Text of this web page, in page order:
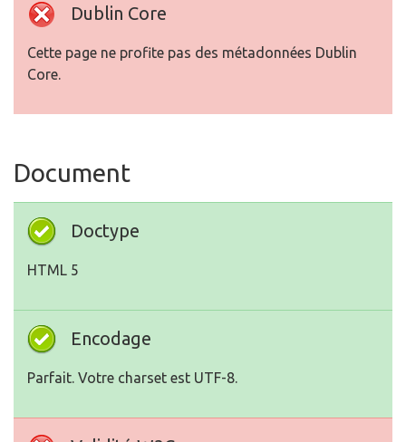
Dublin Core
Cette page ne profite pas des métadonnées Dublin
Core.
Document
Doctype
HTML 5
Encodage
Parfait. Votre charset est UTF-8.